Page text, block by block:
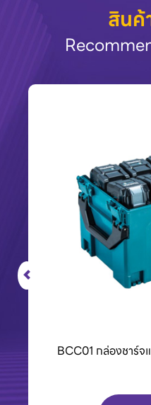
สินค้
BCC01 กล่องชาร์